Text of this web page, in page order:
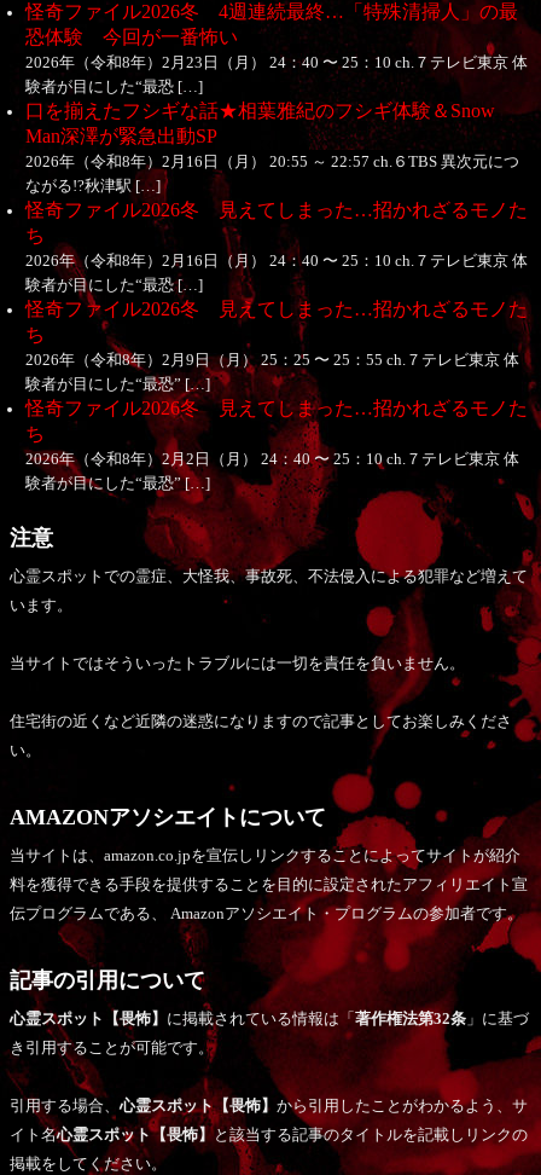
怪奇ファイル2026冬 4週連続最終…「特殊清掃人」の最
恐体験 今回が一番怖い
2026年（令和8年）2月23日（月） 24：40 〜 25：10 ch.７テレビ東京 体
験者が目にした“最恐 […]
口を揃えたフシギな話★相葉雅紀のフシギ体験＆Snow
Man深澤が緊急出動SP
2026年（令和8年）2月16日（月） 20:55 ～ 22:57 ch.６TBS 異次元につ
ながる!?秋津駅 […]
怪奇ファイル2026冬 見えてしまった…招かれざるモノた
ち
2026年（令和8年）2月16日（月） 24：40 〜 25：10 ch.７テレビ東京 体
験者が目にした“最恐 […]
怪奇ファイル2026冬 見えてしまった…招かれざるモノた
ち
2026年（令和8年）2月9日（月） 25：25 〜 25：55 ch.７テレビ東京 体
験者が目にした“最恐” […]
怪奇ファイル2026冬 見えてしまった…招かれざるモノた
ち
2026年（令和8年）2月2日（月） 24：40 〜 25：10 ch.７テレビ東京 体
験者が目にした“最恐” […]
注意
心霊スポットでの霊症、大怪我、事故死、不法侵入による犯罪など増えて
います。
当サイトではそういったトラブルには一切を責任を負いません。
住宅街の近くなど近隣の迷惑になりますので記事としてお楽しみくださ
い。
AMAZONアソシエイトについて
当サイトは、amazon.co.jpを宣伝しリンクすることによってサイトが紹介
料を獲得できる手段を提供することを目的に設定されたアフィリエイト宣
伝プログラムである、 Amazonアソシエイト・プログラムの参加者です。
記事の引用について
心霊スポット【畏怖】 に掲載されている情報は「 著作権法第32条 」に基づ
き引用することが可能です。
引用する場合、心霊スポット【畏怖】 から引用したことがわかるよう、サ
イト名心霊スポット【畏怖】と該当する記事のタイトルを記載しリンクの
掲載をしてください。